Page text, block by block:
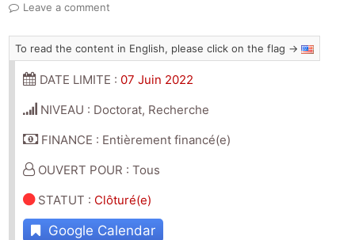
Leave a comment
To read the content in English, please click on the flag →
DATE LIMITE : 07 Juin 2022
NIVEAU : Doctorat, Recherche
FINANCE : Entièrement financé(e)
OUVERT POUR : Tous
STATUT : Clôturé(e)
Google Calendar